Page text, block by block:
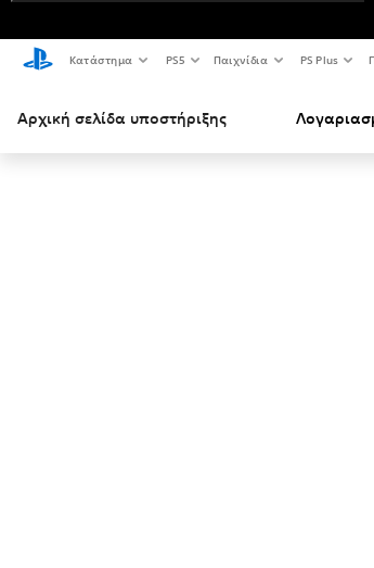
Κατάστημα PS5 Παιχνίδια PS Plus
Αρχική σελίδα υποστήριξης